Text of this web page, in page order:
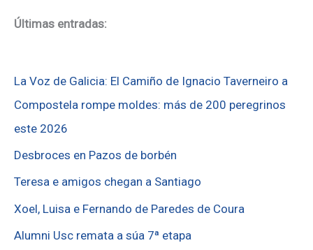
Últimas entradas:
La Voz de Galicia: El Camiño de Ignacio Taverneiro a
Compostela rompe moldes: más de 200 peregrinos
este 2026
Desbroces en Pazos de borbén
Teresa e amigos chegan a Santiago
Xoel, Luisa e Fernando de Paredes de Coura
Alumni Usc remata a súa 7ª etapa